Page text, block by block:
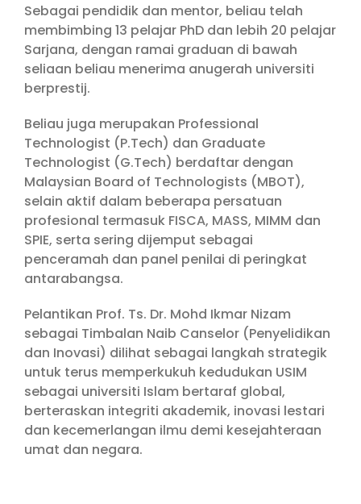
Sebagai pendidik dan mentor, beliau telah
membimbing 13 pelajar PhD dan lebih 20 pelajar
Sarjana, dengan ramai graduan di bawah
seliaan beliau menerima anugerah universiti
berprestij.
Beliau juga merupakan Professional
Technologist (P.Tech) dan Graduate
Technologist (G.Tech) berdaftar dengan
Malaysian Board of Technologists (MBOT),
selain aktif dalam beberapa persatuan
profesional termasuk FISCA, MASS, MIMM dan
SPIE, serta sering dijemput sebagai
penceramah dan panel penilai di peringkat
antarabangsa.
Pelantikan Prof. Ts. Dr. Mohd Ikmar Nizam
sebagai Timbalan Naib Canselor (Penyelidikan
dan Inovasi) dilihat sebagai langkah strategik
untuk terus memperkukuh kedudukan USIM
sebagai universiti Islam bertaraf global,
berteraskan integriti akademik, inovasi lestari
dan kecemerlangan ilmu demi kesejahteraan
umat dan negara.